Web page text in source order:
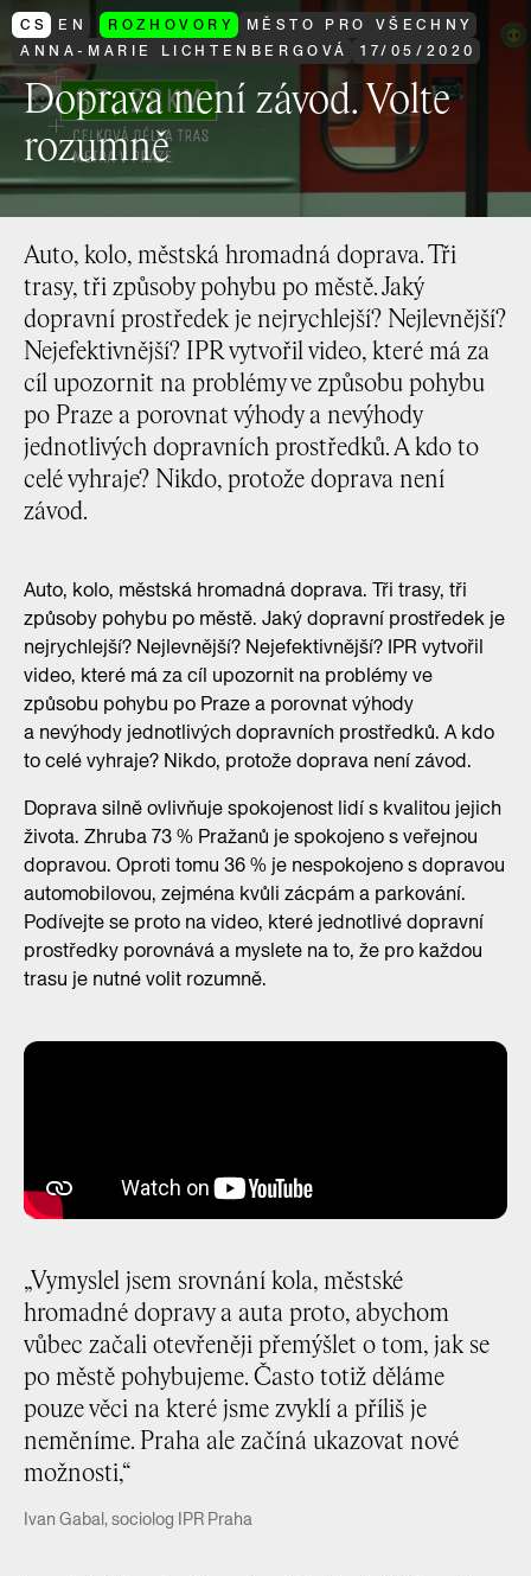
CS EN ROZHOVORY
MĚSTO PRO VŠECHNY
ANNA-MARIE LICHTENBERGOVÁ
17/ 05/ 2020
Doprava není závod. Volte
rozumně
Auto, kolo, městská hromadná doprava. Tři
trasy, tři způsoby pohybu po městě. Jaký
dopravní prostředek je nejrychlejší? Nejlevnější?
Nejefektivnější? IPR vytvořil video, které má za
cíl upozornit na problémy ve způsobu pohybu
po Praze a porovnat výhody a nevýhody
jednotlivých dopravních prostředků. A kdo to
celé vyhraje? Nikdo, protože doprava není
závod.
Auto, kolo, městská hromadná doprava. Tři trasy, tři
způsoby pohybu po městě. Jaký dopravní prostředek je
nejrychlejší? Nejlevnější? Nejefektivnější? IPR vytvořil
video, které má za cíl upozornit na problémy ve
způsobu pohybu po Praze a porovnat výhody
a nevýhody jednotlivých dopravních prostředků. A kdo
to celé vyhraje? Nikdo, protože doprava není závod.
Doprava silně ovlivňuje spokojenost lidí s kvalitou jejich
života. Zhruba 73 % Pražanů je spokojeno s veřejnou
dopravou. Oproti tomu 36 % je nespokojeno s dopravou
automobilovou, zejména kvůli zácpám a parkování.
Podívejte se proto na video, které jednotlivé dopravní
prostředky porovnává a myslete na to, že pro každou
trasu je nutné volit rozumně.
„Vymyslel jsem srovnání kola, městské
hromadné dopravy a auta proto, abychom
vůbec začali otevřeněji přemýšlet o tom, jak se
po městě pohybujeme. Často totiž děláme
pouze věci na které jsme zvyklí a příliš je
neměníme. Praha ale začíná ukazovat nové
možnosti,“
Ivan Gabal, sociolog IPR Praha